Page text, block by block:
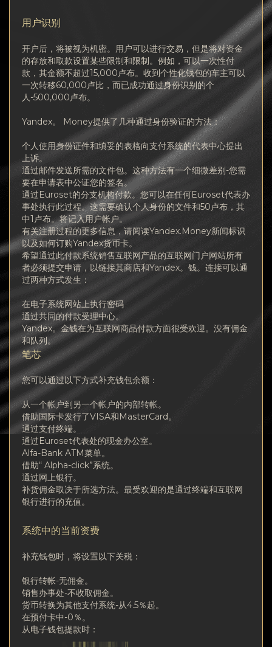
用户识别
开户后，将被视为机密。用户可以进行交易，但是将对资金
的存放和取款设置某些限制和限制。例如，可以一次性付
款，其金额不超过15,000卢布。收到个性化钱包的车主可以
一次转移60,000卢比，而已成功通过身份识别的个
人-500,000卢布。
Yandex。 Money提供了几种通过身份验证的方法：
个人使用身份证件和填妥的表格向支付系统的代表中心提出
上诉。
通过邮件发送所需的文件包。这种方法有一个细微差别-您需
要在申请表中公证您的签名。
通过Euroset的分支机构付款。您可以在任何Euroset代表办
事处执行此过程。这需要确认个人身份的文件和50卢布，其
中1卢布。将记入用户帐户。
有关注册过程的更多信息，请阅读Yandex.Money新闻标识
以及如何订购Yandex货币卡。
希望通过此付款系统销售互联网产品的互联网门户网站所有
者必须提交申请，以链接其商店和Yandex。钱。连接可以通
过两种方式发生：
在电子系统网站上执行密码
通过共同的付款受理中心。
Yandex。金钱在为互联网商品付款方面很受欢迎。没有佣金
和队列。
笔芯
您可以通过以下方式补充钱包余额：
从一个帐户到另一个帐户的内部转帐。
借助国际卡发行了VISA和MasterCard。
通过支付终端。
通过Euroset代表处的现金办公室。
Alfa-Bank ATM菜单。
借助“ Alpha-click”系统。
通过网上银行。
补货佣金取决于所选方法。最受欢迎的是通过终端和互联网
银行进行的充值。
系统中的当前资费
补充钱包时，将设置以下关税：
银行转帐-无佣金。
销售办事处-不收取佣金。
货币转换为其他支付系统-从4.5％起。
在预付卡中-0％。
从电子钱包提款时：